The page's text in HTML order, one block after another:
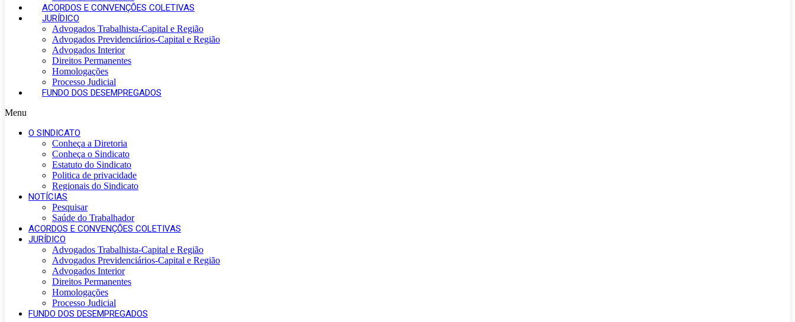
ACORDOS E CONVENÇÕES COLETIVAS
JURÍDICO
Advogados Trabalhista-Capital e Região
Advogados Previdenciários-Capital e Região
Advogados Interior
Direitos Permanentes
Homologações
Processo Judicial
FUNDO DOS DESEMPREGADOS
Menu
O SINDICATO
Conheça a Diretoria
Conheça o Sindicato
Estatuto do Sindicato
Politica de privacidade
Regionais do Sindicato
NOTÍCIAS
Pesquisar
Saúde do Trabalhador
ACORDOS E CONVENÇÕES COLETIVAS
JURÍDICO
Advogados Trabalhista-Capital e Região
Advogados Previdenciários-Capital e Região
Advogados Interior
Direitos Permanentes
Homologações
Processo Judicial
FUNDO DOS DESEMPREGADOS